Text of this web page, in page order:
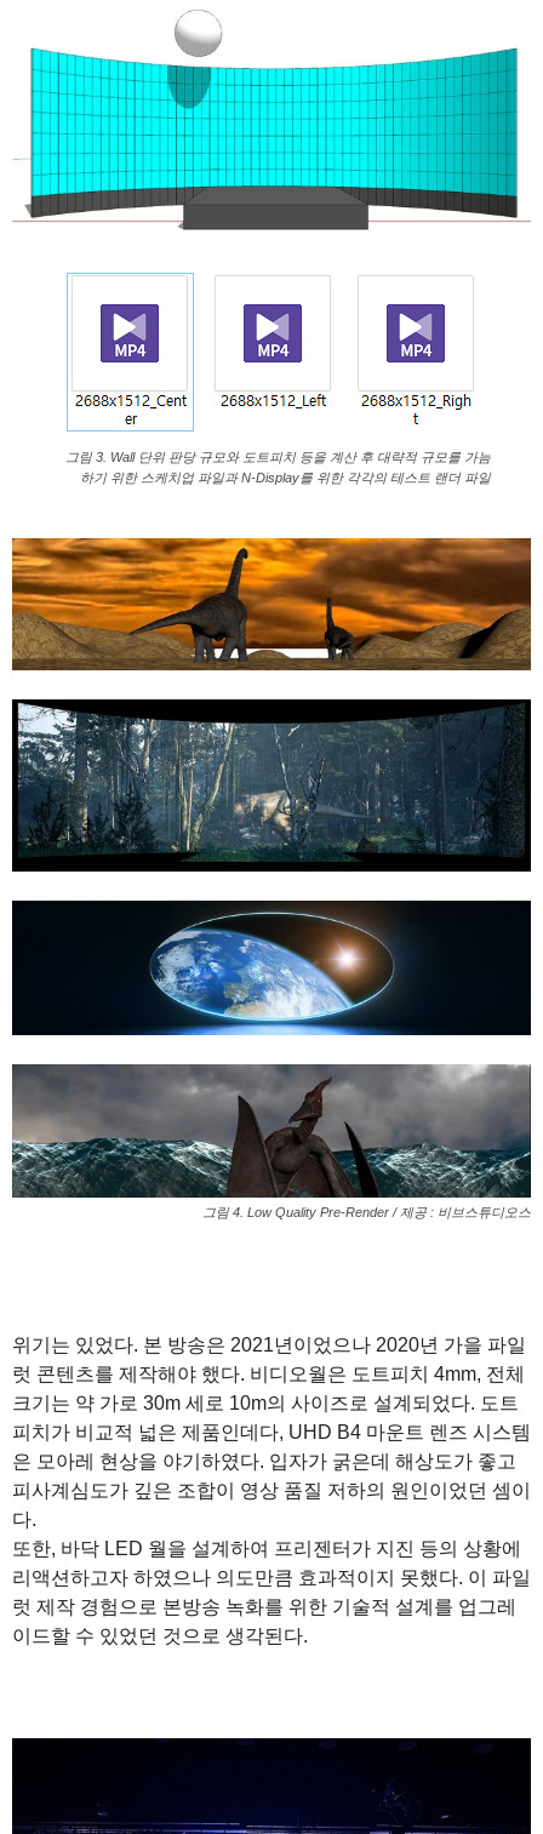
그림 3. Wall 단위 판당 규모와 도트피치 등을 계산 후 대략적 규모를 가늠
하기 위한 스케치업 파일과 N-Display를 위한 각각의 테스트 랜더 파일
그림 4. Low Quality Pre-Render / 제공 : 비브스튜디오스
위기는 있었다. 본 방송은 2021년이었으나 2020년 가을 파일
럿 콘텐츠를 제작해야 했다. 비디오월은 도트피치 4mm, 전체
크기는 약 가로 30m 세로 10m의 사이즈로 설계되었다. 도트
피치가 비교적 넓은 제품인데다, UHD B4 마운트 렌즈 시스템
은 모아레 현상을 야기하였다. 입자가 굵은데 해상도가 좋고
피사계심도가 깊은 조합이 영상 품질 저하의 원인이었던 셈이
다.
또한, 바닥 LED 월을 설계하여 프리젠터가 지진 등의 상황에
리액션하고자 하였으나 의도만큼 효과적이지 못했다. 이 파일
럿 제작 경험으로 본방송 녹화를 위한 기술적 설계를 업그레
이드할 수 있었던 것으로 생각된다.